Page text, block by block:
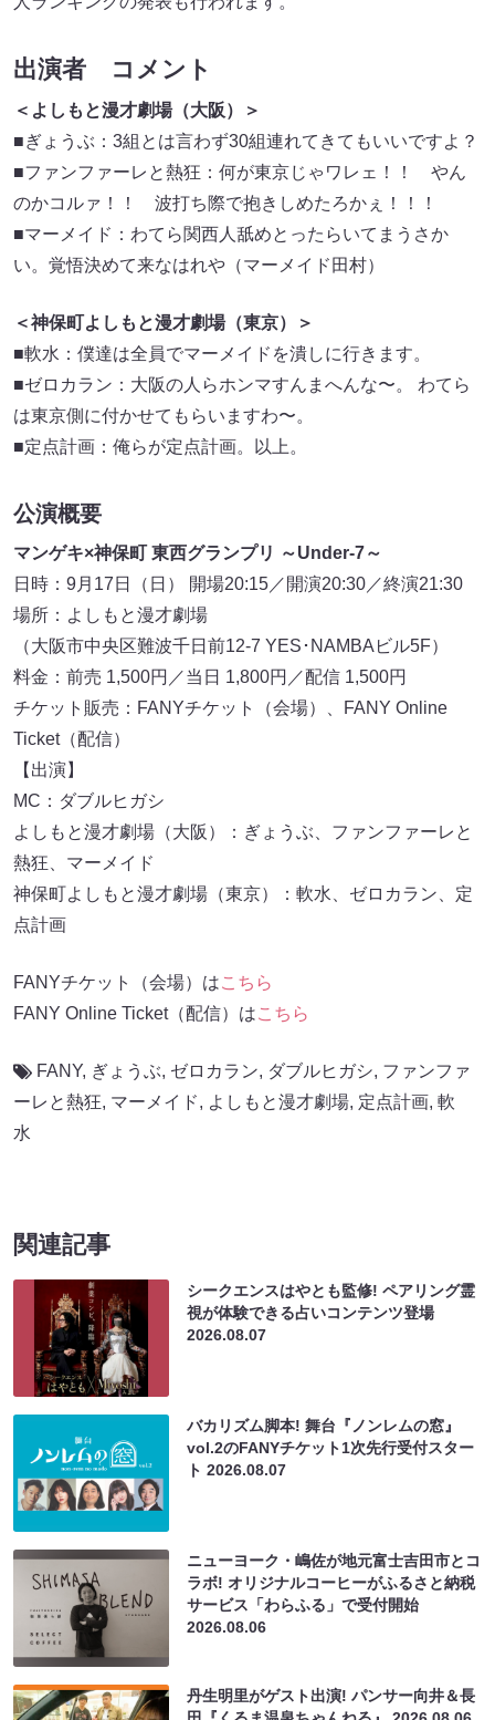
出演者 コメント
＜よしもと漫才劇場（大阪）＞
■ぎょうぶ：3組とは言わず30組連れてきてもいいですよ？
■ファンファーレと熱狂：何が東京じゃワレェ！！ やん
のかコルァ！！ 波打ち際で抱きしめたろかぇ！！！
■マーメイド：わてら関西人舐めとったらいてまうさか
い。覚悟決めて来なはれや（マーメイド田村）
＜神保町よしもと漫才劇場（東京）＞
■軟水：僕達は全員でマーメイドを潰しに行きます。
■ゼロカラン：大阪の人らホンマすんまへんな〜。 わてら
は東京側に付かせてもらいますわ〜。
■定点計画：俺らが定点計画。以上。
公演概要
マンゲキ×神保町 東西グランプリ ～Under-7～
日時：9月17日（日） 開場20:15／開演20:30／終演21:30
場所：よしもと漫才劇場
（大阪市中央区難波千日前12-7 YES･NAMBAビル5F）
料金：前売 1,500円／当日 1,800円／配信 1,500円
チケット販売：FANYチケット（会場）、FANY Online
Ticket（配信）
【出演】
MC：ダブルヒガシ
よしもと漫才劇場（大阪）：ぎょうぶ、ファンファーレと
熱狂、マーメイド
神保町よしもと漫才劇場（東京）：軟水、ゼロカラン、定
点計画
FANYチケット（会場）はこちら
FANY Online Ticket（配信）はこちら
FANY, ぎょうぶ, ゼロカラン, ダブルヒガシ, ファンファ
ーレと熱狂, マーメイド, よしもと漫才劇場, 定点計画, 軟
水
関連記事
シークエンスはやとも監修! ペアリング霊
視が体験できる占いコンテンツ登場
2026.08.07
バカリズム脚本! 舞台『ノンレムの窓』
vol.2のFANYチケット1次先行受付スター
ト2026.08.07
ニューヨーク・嶋佐が地元富士吉田市とコ
ラボ! オリジナルコーヒーがふるさと納税
サービス「わらふる」で受付開始
2026.08.06
丹生明里がゲスト出演! パンサー向井＆長